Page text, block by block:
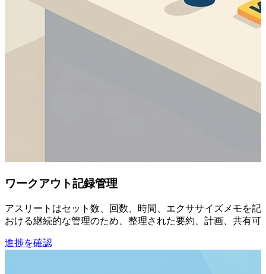
ワークアウト記録管理
アスリートはセット数、回数、時間、エクササイズメモを
おける継続的な管理のため、整理された要約、計画、共有
進捗を確認